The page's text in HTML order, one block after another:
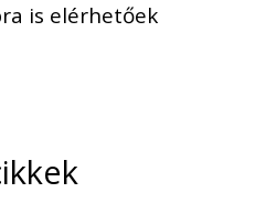
is elérhetőek